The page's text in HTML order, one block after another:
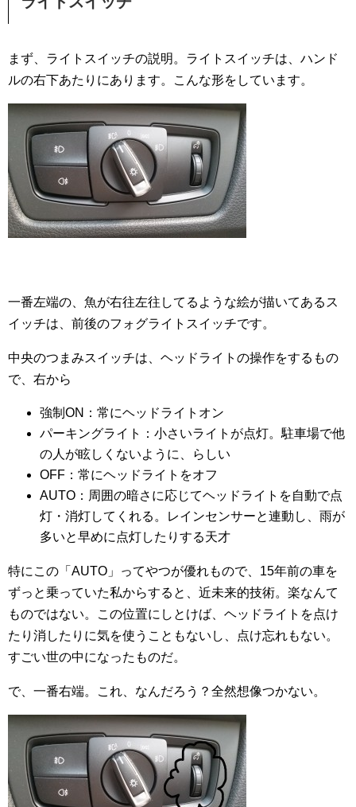
まず、ライトスイッチの説明。ライトスイッチは、ハンド
ルの右下あたりにあります。こんな形をしています。
一番左端の、魚が右往左往してるような絵が描いてあるス
イッチは、前後のフォグライトスイッチです。
中央のつまみスイッチは、ヘッドライトの操作をするもの
で、右から
強制ON：常にヘッドライトオン
パーキングライト：小さいライトが点灯。駐車場で他
の人が眩しくないように、らしい
OFF：常にヘッドライトをオフ
AUTO：周囲の暗さに応じてヘッドライトを自動で点
灯・消灯してくれる。レインセンサーと連動し、雨が
多いと早めに点灯したりする天才
特にこの「AUTO」ってやつが優れもので、15年前の車を
ずっと乗っていた私からすると、近未来的技術。楽なんて
ものではない。この位置にしとけば、ヘッドライトを点け
たり消したりに気を使うこともないし、点け忘れもない。
すごい世の中になったものだ。
で、一番右端。これ、なんだろう？全然想像つかない。